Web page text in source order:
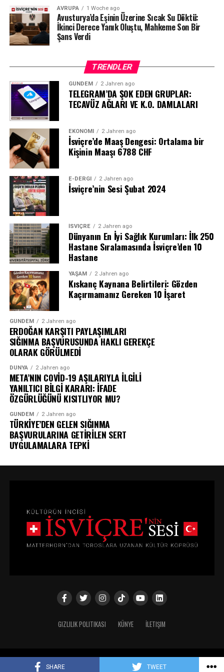
SHARE TWEET
AVRUPA 1 Woche ago
Avusturya’da Eşinin Üzerine Sıcak Su Döktü:
İkinci Derece Yanık Oluştu, Mahkeme Son Bir
Şans Verdi
TRENDLER
GÜNDEM 2 Jahren ago
TELEGRAM’DA ŞOK EDEN GRUPLAR:
TECAVÜZ AĞLARI VE K.O. DAMLALARI
EKONOMI 2 Jahren ago
İsviçre’de Maaş Dengesi: Ortalama bir
Kişinin Maaşı 6788 CHF
E-DERGI 2 Jahren ago
İsviçre’nin Sesi Şubat 2024
İSVIÇRE 2 Jahren ago
Dünyanın En İyi Sağlık Kurumları: İlk 250
Hastane Sıralamasında İsviçre’den 10
Hastane
YAŞAM 2 Jahren ago
Kıskanç Kaynana Belirtileri: Gözden
Kaçırmamanız Gereken 10 İşaret
GÜNDEM 2 Jahren ago
ERDOĞAN KARŞITI PAYLAŞIMLARI
SIĞINMA BAŞVURUSUNDA HAKLI GEREKÇE
OLARAK GÖRÜLMEDİ
DÜNYA 2 Jahren ago
META’NIN COVİD-19 AŞILARIYLA İLGİLİ
YANILTICI BİLGİ KARARI: İFADE
ÖZGÜRLÜĞÜNÜ KISITLIYOR MU?
GÜNDEM 2 Jahren ago
TÜRKİYE’DEN GELEN SIĞINMA
BAŞVURULARINA GETİRİLEN SERT
UYGULAMALARA TEPKİ
GIZLILIK POLITIKASI KÜNYE İLETIŞIM
Copyright © 2024